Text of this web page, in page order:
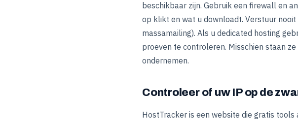
beschikbaar zijn. Gebruik een firewall en
op klikt en wat u downloadt. Verstuur
massamailing). Als u dedicated hosting
proeven te controleren. Misschien staan
ondernemen.
Controleer of uw IP op de
HostTracker is een website die gratis